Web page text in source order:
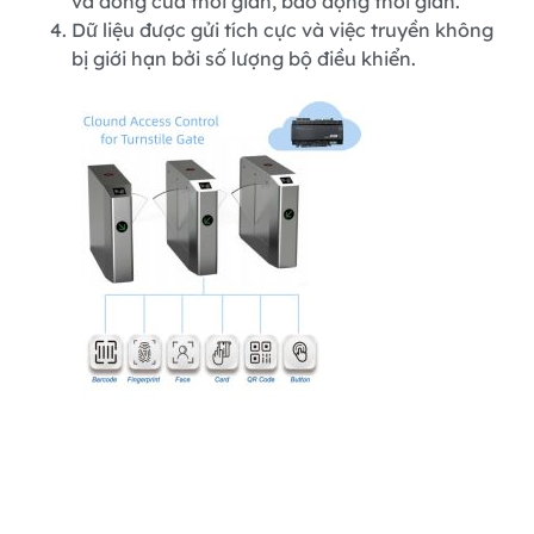
Dữ liệu được gửi tích cực và việc truyền không
bị giới hạn bởi số lượng bộ điều khiển.